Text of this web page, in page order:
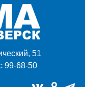
51
99-68-50